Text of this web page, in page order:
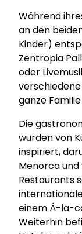
Während
an den
Kinder)
Zentropia
oder
ganze
Die
wurden von
inspiriert,
Menorca und
Restaurants
einem Á-la-
Weiterhin